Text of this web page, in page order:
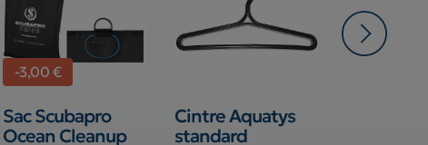
-3,00 €
Sac Scubapro
Ocean Cleanup
Cintre Aquatys
standard